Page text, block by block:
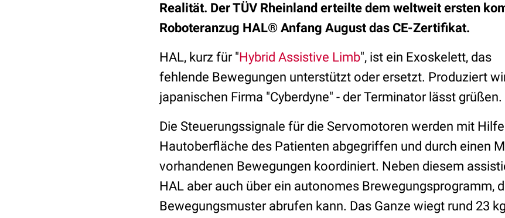
Realität. Der TÜV Rheinland erteilte dem weltweit ersten
Roboteranzug HAL® Anfang August das CE-Zertifikat.
HAL, kurz für "Hybrid Assistive Limb", ist ein Exoskelett, das
fehlende Bewegungen unterstützt oder ersetzt. Produziert
japanischen Firma "Cyberdyne" - der Terminator lässt grüßen.
Die Steuerungssignale für die Servomotoren werden mit
Hautoberfläche des Patienten abgegriffen und durch einen
vorhandenen Bewegungen koordiniert. Neben diesem
HAL aber auch über ein autonomes Brewegungsprogramm,
Bewegungsmuster abrufen kann. Das Ganze wiegt rund 23